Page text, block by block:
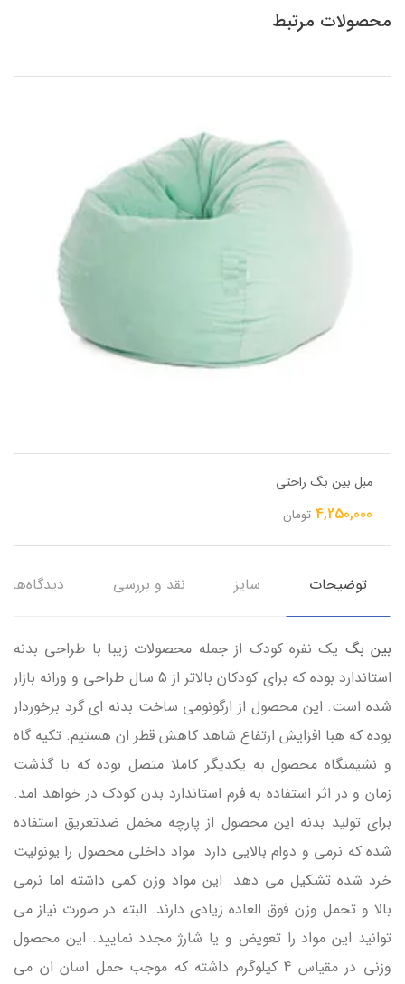
محصولات مرتبط
مبل بین بگ راحتی
4,250,000 تومان
توضیحات سایز نقد و بررسی دیدگاه‌ها
بین بگ یک نفره کودک از جمله محصولات زیبا با طراحی بدنه
استاندارد بوده که برای کودکان بالاتر از 5 سال طراحی و ورانه بازار
شده است. این محصول از ارگونومی ساخت بدنه ای گرد برخوردار
بوده که هبا افزایش ارتفاع شاهد کاهش قطر ان هستیم. تکیه گاه
و نشیمنگاه محصول به یکدیگر کاملا متصل بوده که با گذشت
زمان و در اثر استفاده به فرم استاندارد بدن کودک در خواهد امد.
برای تولید بدنه این محصول از پارچه مخمل ضدتعریق استفاده
شده که نرمی و دوام بالایی دارد. مواد داخلی محصول را یونولیت
خرد شده تشکیل می دهد. این مواد وزن کمی داشته اما نرمی
بالا و تحمل وزن فوق العاده زیادی دارند. البته در صورت نیاز می
توانید این مواد را تعویض و یا شارژ مجدد نمایید. این محصول
وزنی در مقیاس 4 کیلوگرم داشته که موجب حمل اسان ان می